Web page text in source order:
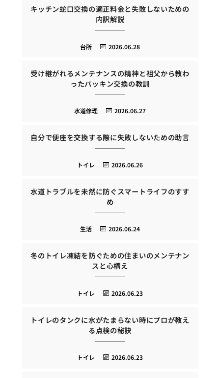
キッチン蛇口交換の適正料金と失敗しないための
内訳解説
2026.06.28
台所
受け継がれるメンテナンスの精神と祖父から教わ
ったパッキン交換の教訓
2026.06.27
水道修理
自分で便座を交換する際に失敗しないための助言
2026.06.26
トイレ
水道トラブルを未然に防ぐスマートライフのすす
め
2026.06.24
生活
冬のトイレ凍結を防ぐための住まいのメンテナン
スと心構え
2026.06.23
トイレ
トイレのタンクに水がたまらない時にプロが教え
る点検の秘訣
2026.06.23
トイレ